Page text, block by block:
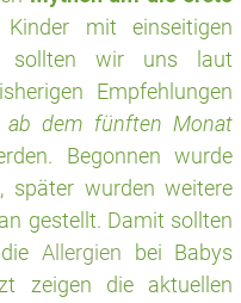
mit einseitigen
sollten wir uns laut
Empfehlungen
ab dem fünften Monat
Begonnen wurde
später wurden weitere
gestellt. Damit sollten
Allergien bei Babys
zeigen die aktuellen